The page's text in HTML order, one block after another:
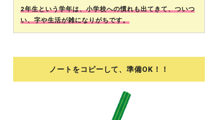
2年生という学年は、小学校への慣れも出てきて、ついつ
い、字や生活が雑になりがちです。
ノートをコピーして、準備OK！！